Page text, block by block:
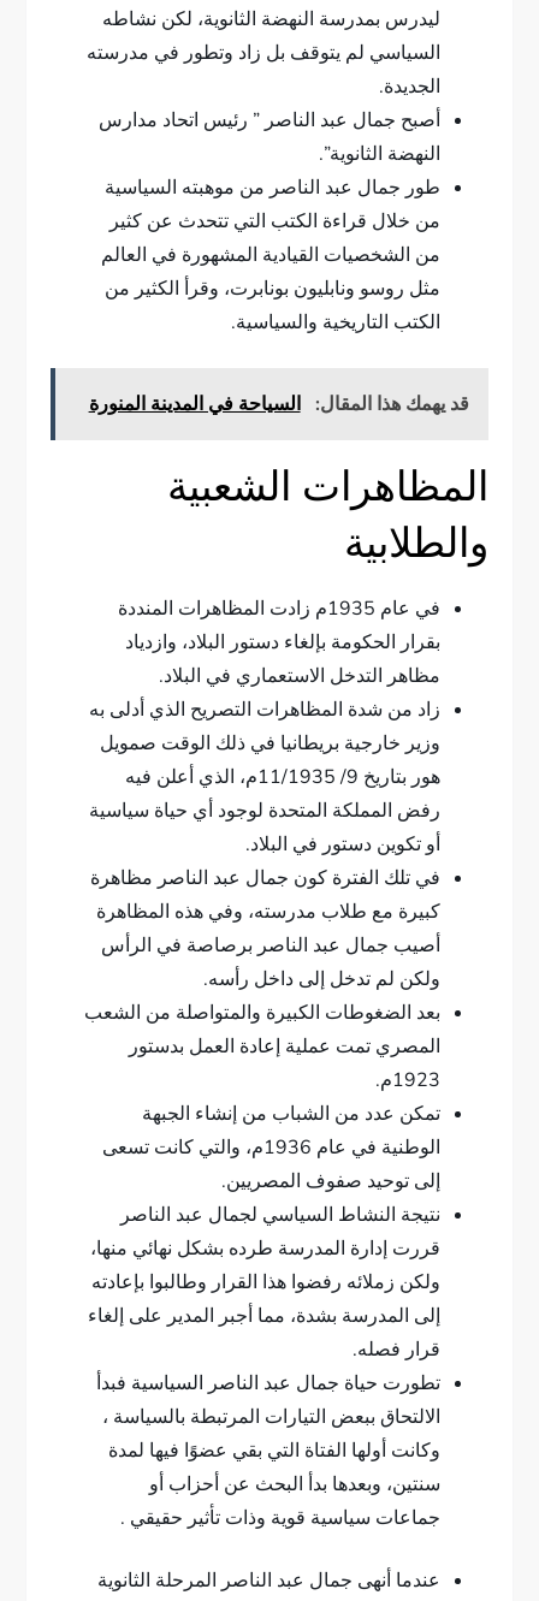
ليدرس بمدرسة النهضة الثانوية، لكن نشاطه
السياسي لم يتوقف بل زاد وتطور في مدرسته
الجديدة.
أصبح جمال عبد الناصر ” رئيس اتحاد مدارس
النهضة الثانوية”.
طور جمال عبد الناصر من موهبته السياسية
من خلال قراءة الكتب التي تتحدث عن كثير
من الشخصيات القيادية المشهورة في العالم
مثل روسو ونابليون بونابرت، وقرأ الكثير من
الكتب التاريخية والسياسية.
قد يهمك هذا المقال: السياحة في المدينة المنورة
المظاهرات الشعبية
والطلابية
في عام 1935م زادت المظاهرات المنددة
بقرار الحكومة بإلغاء دستور البلاد، وازدياد
مظاهر التدخل الاستعماري في البلاد.
زاد من شدة المظاهرات التصريح الذي أدلى به
وزير خارجية بريطانيا في ذلك الوقت صمويل
هور بتاريخ 9/ 11/1935م، الذي أعلن فيه
رفض المملكة المتحدة لوجود أي حياة سياسية
أو تكوين دستور في البلاد.
في تلك الفترة كون جمال عبد الناصر مظاهرة
كبيرة مع طلاب مدرسته، وفي هذه المظاهرة
أصيب جمال عبد الناصر برصاصة في الرأس
ولكن لم تدخل إلى داخل رأسه.
بعد الضغوطات الكبيرة والمتواصلة من الشعب
المصري تمت عملية إعادة العمل بدستور
1923م.
تمكن عدد من الشباب من إنشاء الجبهة
الوطنية في عام 1936م، والتي كانت تسعى
إلى توحيد صفوف المصريين.
نتيجة النشاط السياسي لجمال عبد الناصر
قررت إدارة المدرسة طرده بشكل نهائي منها،
ولكن زملائه رفضوا هذا القرار وطالبوا بإعادته
إلى المدرسة بشدة، مما أجبر المدير على إلغاء
قرار فصله.
تطورت حياة جمال عبد الناصر السياسية فبدأ
الالتحاق ببعض التيارات المرتبطة بالسياسة ،
وكانت أولها الفتاة التي بقي عضوًا فيها لمدة
سنتين، وبعدها بدأ البحث عن أحزاب أو
جماعات سياسية قوية وذات تأثير حقيقي .
عندما أنهى جمال عبد الناصر المرحلة الثانوية